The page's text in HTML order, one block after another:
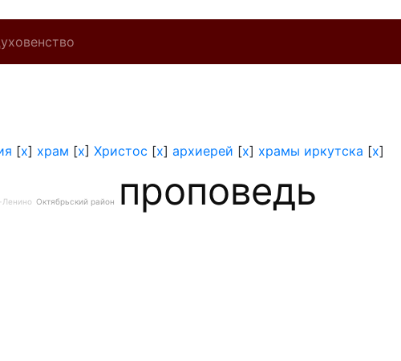
[x] храм [x] Христос [x] архиерей [x] храмы иркутска [x]
Ленино Октябрьский район проповедь